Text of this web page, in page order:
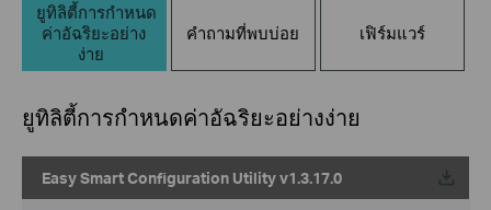
ยูทิลิตี้การกำหนด
ค่าอัฉริยะอย่าง
ง่าย
คำถามที่พบบ่อย เฟิร์มแวร์
ยูทิลิตี้การกำหนดค่าอัฉริยะอย่างง่าย
Easy Smart Configuration Utility v1.3.17.0